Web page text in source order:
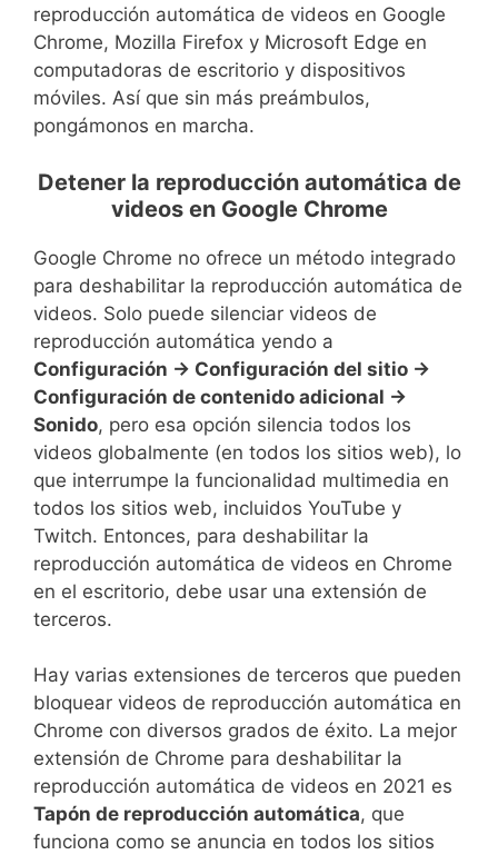
reproducción automática de videos en Google
Chrome, Mozilla Firefox y Microsoft Edge en
computadoras de escritorio y dispositivos
móviles. Así que sin más preámbulos,
pongámonos en marcha.
Detener la reproducción automática de
videos en Google Chrome
Google Chrome no ofrece un método integrado
para deshabilitar la reproducción automática de
videos. Solo puede silenciar videos de
reproducción automática yendo a
Configuración -> Configuración del sitio ->
Configuración de contenido adicional ->
Sonido, pero esa opción silencia todos los
videos globalmente (en todos los sitios web), lo
que interrumpe la funcionalidad multimedia en
todos los sitios web, incluidos YouTube y
Twitch. Entonces, para deshabilitar la
reproducción automática de videos en Chrome
en el escritorio, debe usar una extensión de
terceros.
Hay varias extensiones de terceros que pueden
bloquear videos de reproducción automática en
Chrome con diversos grados de éxito. La mejor
extensión de Chrome para deshabilitar la
reproducción automática de videos en 2021 es
Tapón de reproducción automática, que
funciona como se anuncia en todos los sitios